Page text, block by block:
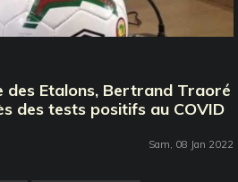
des Etalons, Bertrand Traoré
des tests positifs au COVID
Sam, 08 Jan 2022